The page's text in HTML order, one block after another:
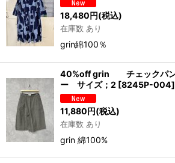
18,480円(税込)
在庫数 あり
grin綿100％
40%off grin チェックパ
ー サイズ；2 [8245P-004]
11,880円(税込)
在庫数 あり
grin 綿100%